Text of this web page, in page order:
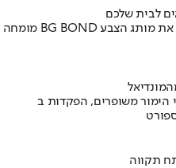
לבית שלכם
תקווה